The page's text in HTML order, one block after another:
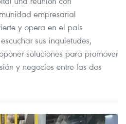
empresarial
y opera en el país
sus inquietudes,
soluciones para promover
y negocios entre las dos